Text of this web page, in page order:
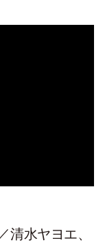
清水ヤヨエ、